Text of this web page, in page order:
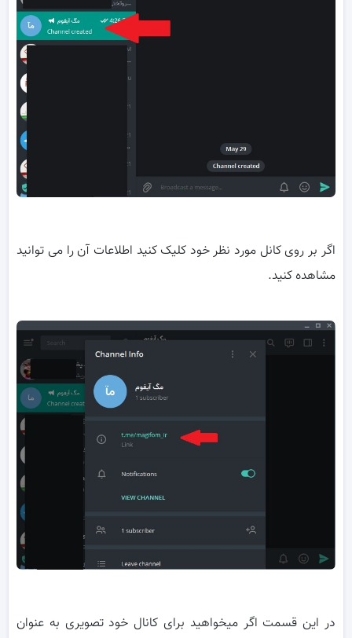
اگر بر روی کانل مورد نظر خود کلیک کنید اطلاعات آن را می توانید
مشاهده کنید.
در این قسمت اگر میخواهید برای کانال خود تصویری به عنوان